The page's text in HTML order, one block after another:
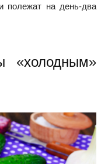
полежат на день-два
«холодным»